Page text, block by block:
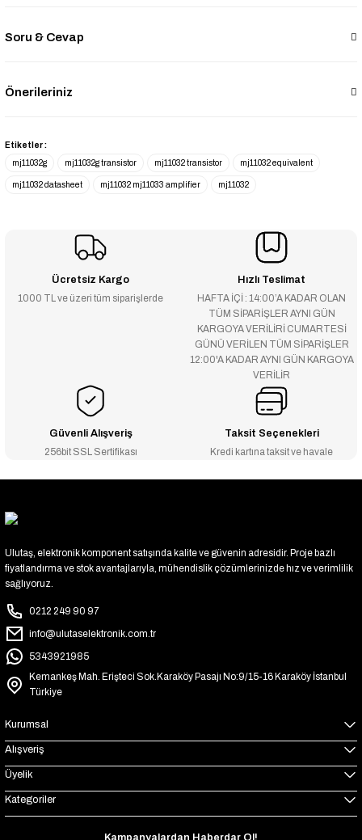
Soru & Cevap
Önerileriniz
Etiketler :
mj11032g
mj11032g transistor mj11032 transistor mj11032 equivalent
mj11032 datasheet mj11032 mj11033 amplifier mj11032
Ücretsiz Kargo
1000 TL ve üzeri tüm siparişlerde
Hızlı Teslimat
HAFTA İÇİ : 14:00’A KADAR OLAN
TÜM SİPARİŞLER AYNI GÜN
KARGOYA VERİLİRİ CUMARTESİ
GÜNÜ VERİLEN TÜM SİPARİŞLER
12:00'A KADAR AYNI GÜN KARGOYA
VERİLİR
Güvenli Alışveriş
256bit SSL Sertifikası
Taksit Seçenekleri
Kredi kartına taksit ve havale
Ulutaş, elektronik komponent satışında kalite ve güvenin adresidir. Proje bazlı
fiyatlandırma ve stok avantajlarıyla, mühendislik çözümlerinizde hız ve verimlilik
sağlıyoruz.
0212 249 90 97
info@ulutaselektronik.com.tr
5343921985
Kemankeş Mah. Erişteci Sok.Karaköy Pasajı No:9/15-16 Karaköy İstanbul
Türkiye
Kurumsal
Alışveriş
Üyelik
Kategoriler